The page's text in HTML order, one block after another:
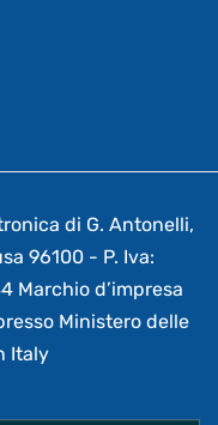
di G. Antonelli,
96100 - P. Iva:
Marchio d’impresa
Ministero delle
Italy